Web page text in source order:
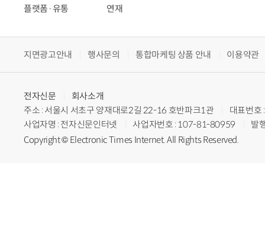
플랫폼·유통
연재
지면광고안내 행사문의 통합마케팅 상품 안내 이용약관
전자신문
회사소개
주소 : 서울시 서초구 양재대로2길 22-16 호반파크1관
대표번
사업자명 : 전자신문인터넷
사업자번호 : 107-81-80959
발
Copyright © Electronic Times Internet. All Rights Reserved.